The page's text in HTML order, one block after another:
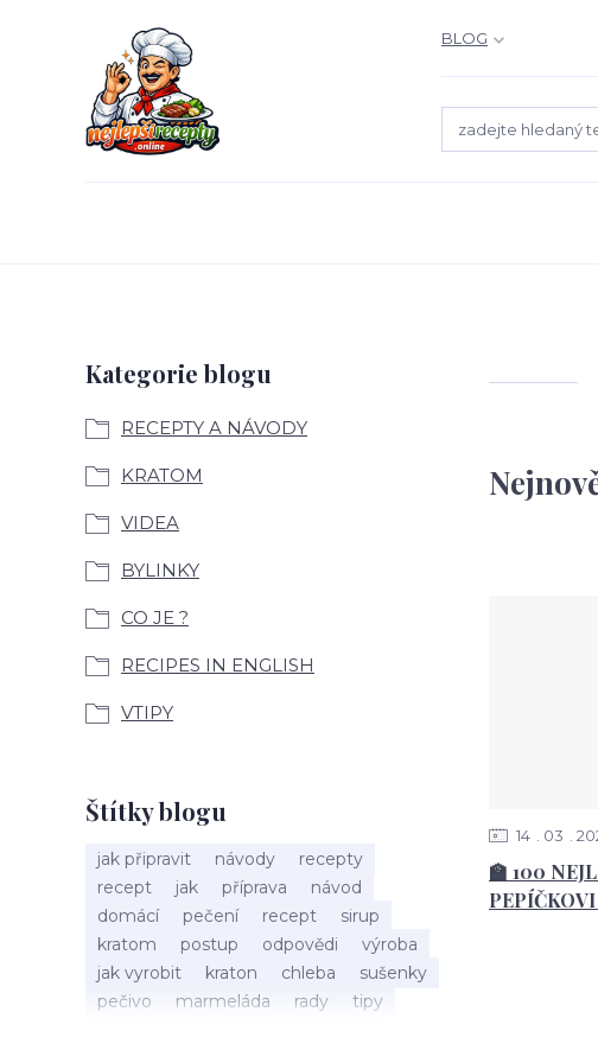
BLOG
Kategorie blogu
RECEPTY A NÁVODY
KRATOM
VIDEA
BYLINKY
CO JE ?
RECIPES IN ENGLISH
VTIPY
Štítky blogu
jak připravit návody
recepty
recept
jak příprava
návod
domácí
pečení recept
sirup
kratom
postup odpovědi
výroba
jak vyrobit
kraton chleba
sušenky
pečivo
marmeláda rady
tipy
🏫 100
14 03